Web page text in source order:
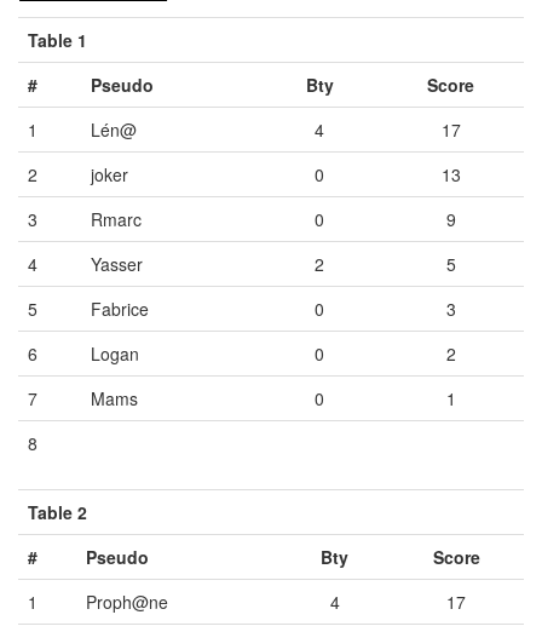
Table 1
#
Pseudo Bty
Score
1
Lén@ 4
17
2
joker 0
13
3
Rmarc 0
9
4
Yasser 2
5
5
Fabrice 0
3
6
Logan 0
2
7
Mams 0
1
8
Table 2
#
Pseudo Bty
Score
1
Proph@ne 4
17